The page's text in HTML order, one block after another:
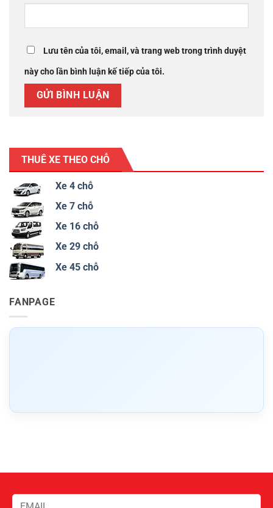
Lưu tên của tôi, email, và trang web trong trình duyệt
này cho lần bình luận kế tiếp của tôi.
THUÊ XE THEO CHỖ
Xe 4 chỗ
Xe 7 chỗ
Xe 16 chỗ
Xe 29 chỗ
Xe 45 chỗ
FANPAGE